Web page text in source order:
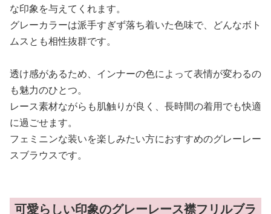
な印象を与えてくれます。
グレーカラーは派手すぎず落ち着いた色味で、どんなボト
ムスとも相性抜群です。
透け感があるため、インナーの色によって表情が変わるの
も魅力のひとつ。
レース素材ながらも肌触りが良く、長時間の着用でも快適
に過ごせます。
フェミニンな装いを楽しみたい方におすすめのグレーレー
スブラウスです。
可愛らしい印象のグレーレース襟フリルブラ